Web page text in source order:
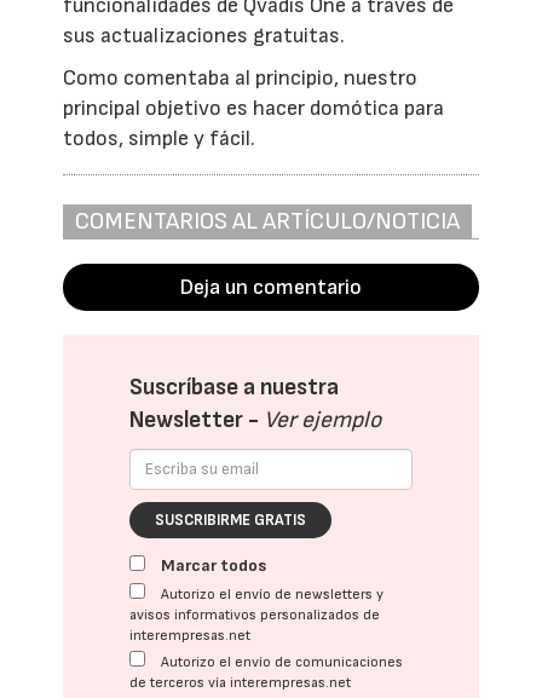
sus actualizaciones gratuitas.
Como comentaba al principio, nuestro
principal objetivo es hacer domótica para
todos, simple y fácil.
COMENTARIOS AL ARTÍCULO/NOTICIA
Deja un comentario
Suscríbase a nuestra
Newsletter - Ver ejemplo
SUSCRIBIRME GRATIS
Marcar todos
Autorizo el envío de newsletters y
avisos informativos personalizados de
interempresas.net
Autorizo el envío de comunicaciones
de terceros vía interempresas.net